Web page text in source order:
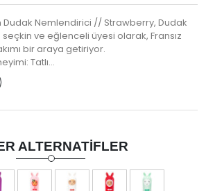
Dudak Nemlendirici // Strawberry, Dudak
ve eğlenceli üyesi olarak, Fransız
bir araya getiriyor.
Tatlı…
ALTERNATIFLER